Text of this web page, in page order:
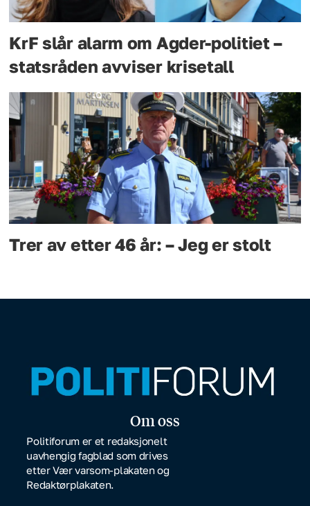
KrF slår alarm om Agder-politiet –
statsråden avviser krisetall
Trer av etter 46 år: – Jeg er stolt
Om oss
Politiforum er et redaksjonelt
uavhengig fagblad som drives
etter Vær varsom-plakaten og
Redaktørplakaten.